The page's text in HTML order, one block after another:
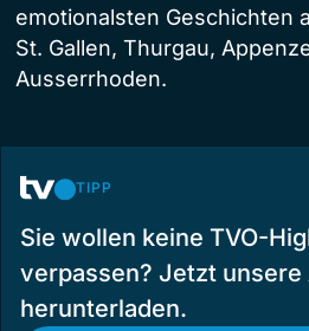
emotionalsten Geschichten
St. Gallen, Thurgau,
Ausserrhoden.
TIPP
Sie wollen keine TVO-
verpassen? Jetzt unsere
herunterladen.